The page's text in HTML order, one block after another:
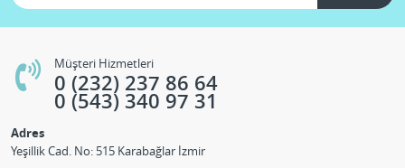
Müşteri Hizmetleri
0 (232) 237 86 64
0 (543) 340 97 31
Adres
Yeşillik Cad. No: 515 Karabağlar İzmir